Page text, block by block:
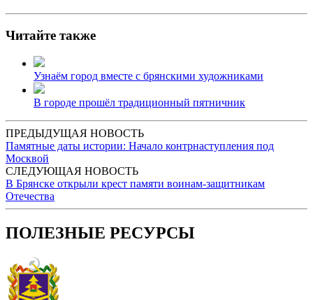
Читайте также
Узнаём город вместе с брянскими художниками
В городе прошёл традиционный пятничник
ПРЕДЫДУЩАЯ НОВОСТЬ
Памятные даты истории: Начало контрнаступления под
Москвой
СЛЕДУЮЩАЯ НОВОСТЬ
В Брянске открыли крест памяти воинам-защитникам
Отечества
ПОЛЕЗНЫЕ РЕСУРСЫ